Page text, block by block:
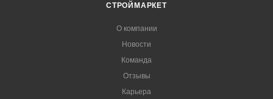
СТРОЙМАРКЕТ
О компании
Новости
Команда
Отзывы
Карьера